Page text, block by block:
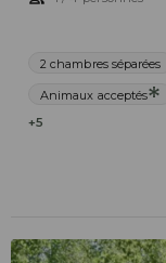
2 chambres séparées
Animaux acceptés
+5